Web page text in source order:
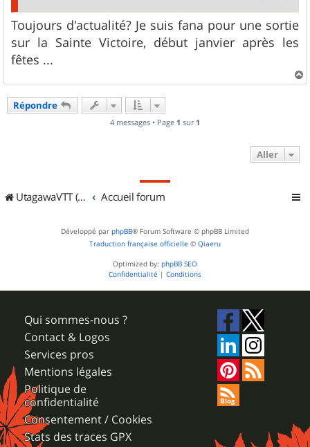
Toujours d'actualité? Je suis fana pour une sortie
sur la Sainte Victoire, début janvier après les
fêtes ...
a
Répondre
4 messages • Page 1 sur 1
Aller
UtagawaVTT (Randos VTT et VTTAE avec traces GPS) Accueil forum
Développé par phpBB® Forum Software © phpBB Limited
Traduction française officielle © Qiaeru
Optimized by: phpBB SEO
Confidentialité | Conditions
Qui sommes-nous ?
Contact & Logos
Services pros
Mentions légales
Politique de
confidentialité
Consentement / Cookies
Stats des traces GPX